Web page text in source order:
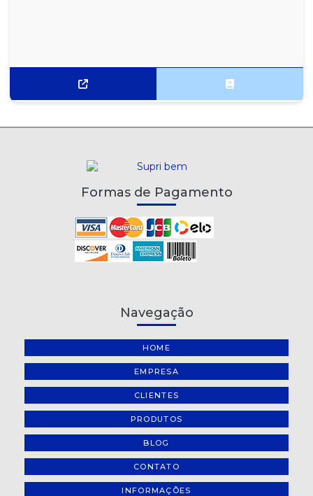
Formas de Pagamento
Navegação
HOME
EMPRESA
CLIENTES
PRODUTOS
BLOG
CONTATO
INFORMAÇÕES